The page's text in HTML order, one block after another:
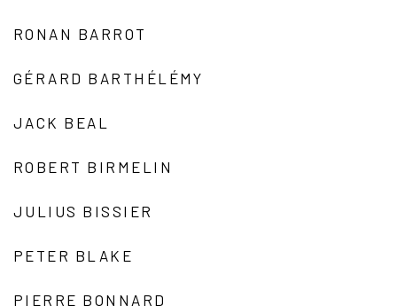
RONAN BARROT
GÉRARD BARTHÉLÉMY
JACK BEAL
ROBERT BIRMELIN
JULIUS BISSIER
PETER BLAKE
PIERRE BONNARD